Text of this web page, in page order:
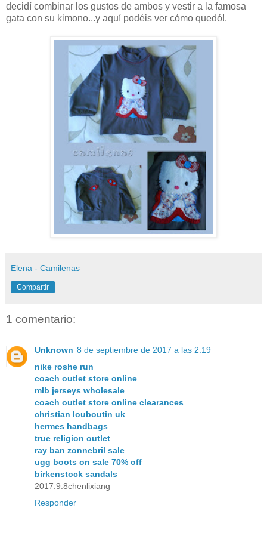
decidí combinar los gustos de ambos y vestir a la famosa
gata con su kimono...y aquí podéis ver cómo quedó!.
Elena - Camilenas
Compartir
1 comentario:
Unknown 8 de septiembre de 2017 a las 2:19
nike roshe run
coach outlet store online
mlb jerseys wholesale
coach outlet store online clearances
christian louboutin uk
hermes handbags
true religion outlet
ray ban zonnebril sale
ugg boots on sale 70% off
birkenstock sandals
2017.9.8chenlixiang
Responder